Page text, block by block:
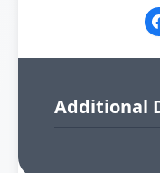
Additional